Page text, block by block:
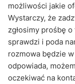
możliwości jakie
Wystarczy, że
zgłosimy prośbę
sprawdzi i poda
rozmowa będzie
odpowiada,
oczekiwać na